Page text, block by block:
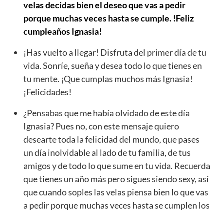
velas decidas bien el deseo que vas a pedir
porque muchas veces hasta se cumple. !Feliz
cumpleaños Ignasia!
¡Has vuelto a llegar! Disfruta del primer día de tu
vida. Sonríe, sueña y desea todo lo que tienes en
tu mente. ¡Que cumplas muchos más Ignasia!
¡Felicidades!
¿Pensabas que me había olvidado de este día
Ignasia? Pues no, con este mensaje quiero
desearte toda la felicidad del mundo, que pases
un día inolvidable al lado de tu familia, de tus
amigos y de todo lo que sume en tu vida. Recuerda
que tienes un año más pero sigues siendo sexy, así
que cuando soples las velas piensa bien lo que vas
a pedir porque muchas veces hasta se cumplen los